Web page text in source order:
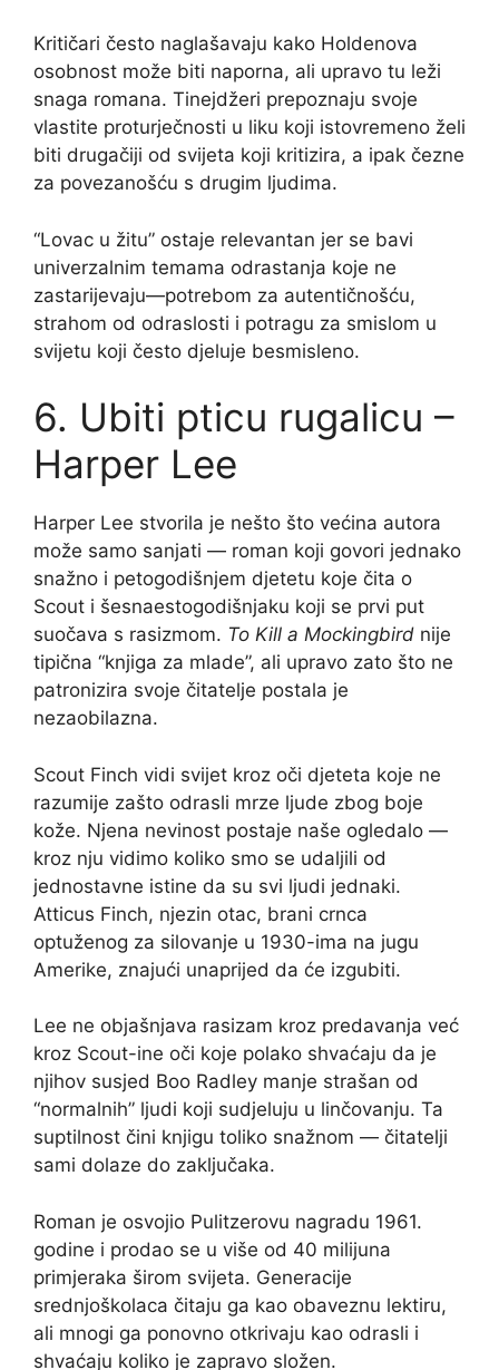
Kritičari često naglašavaju kako Holdenova
osobnost može biti naporna, ali upravo tu leži
snaga romana. Tinejdžeri prepoznaju svoje
vlastite proturječnosti u liku koji istovremeno želi
biti drugačiji od svijeta koji kritizira, a ipak čezne
za povezanošću s drugim ljudima.
“Lovac u žitu” ostaje relevantan jer se bavi
univerzalnim temama odrastanja koje ne
zastarijevaju—potrebom za autentičnošću,
strahom od odraslosti i potragu za smislom u
svijetu koji često djeluje besmisleno.
6. Ubiti pticu rugalicu –
Harper Lee
Harper Lee stvorila je nešto što većina autora
može samo sanjati — roman koji govori jednako
snažno i petogodišnjem djetetu koje čita o
Scout i šesnaestogodišnjaku koji se prvi put
suočava s rasizmom. To Kill a Mockingbird nije
tipična “knjiga za mlade”, ali upravo zato što ne
patronizira svoje čitatelje postala je
nezaobilazna.
Scout Finch vidi svijet kroz oči djeteta koje ne
razumije zašto odrasli mrze ljude zbog boje
kože. Njena nevinost postaje naše ogledalo —
kroz nju vidimo koliko smo se udaljili od
jednostavne istine da su svi ljudi jednaki.
Atticus Finch, njezin otac, brani crnca
optuženog za silovanje u 1930-ima na jugu
Amerike, znajući unaprijed da će izgubiti.
Lee ne objašnjava rasizam kroz predavanja već
kroz Scout-ine oči koje polako shvaćaju da je
njihov susjed Boo Radley manje strašan od
“normalnih” ljudi koji sudjeluju u linčovanju. Ta
suptilnost čini knjigu toliko snažnom — čitatelji
sami dolaze do zaključaka.
Roman je osvojio Pulitzerovu nagradu 1961.
godine i prodao se u više od 40 milijuna
primjeraka širom svijeta. Generacije
srednjoškolaca čitaju ga kao obaveznu lektiru,
ali mnogi ga ponovno otkrivaju kao odrasli i
shvaćaju koliko je zapravo složen.